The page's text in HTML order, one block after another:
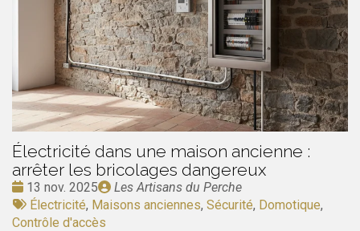
Électricité dans une maison ancienne :
arrêter les bricolages dangereux
Date
:
13 nov. 2025
Publié
par
Les Artisans du Perche
Tags
:
Électricité, Maisons anciennes, Sécurité, Domotique,
Contrôle d'accès